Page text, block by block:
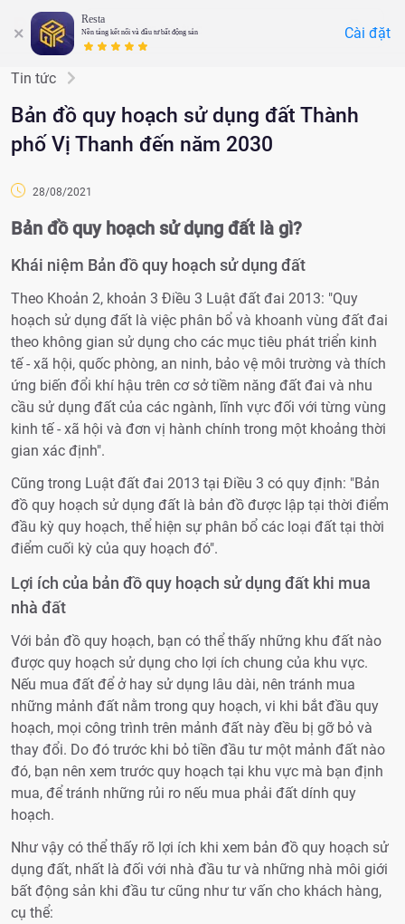
Resta
Nền tảng kết nối và đầu tư bất động sản Cài đặt
Tin tức
Bản đồ quy hoạch sử dụng đất Thành
phố Vị Thanh đến năm 2030
28/08/2021
Bản đồ quy hoạch sử dụng đất là gì?
Khái niệm Bản đồ quy hoạch sử dụng đất
Theo Khoản 2, khoản 3 Điều 3 Luật đất đai 2013: "Quy
hoạch sử dụng đất là việc phân bổ và khoanh vùng đất đai
theo không gian sử dụng cho các mục tiêu phát triển kinh
tế - xã hội, quốc phòng, an ninh, bảo vệ môi trường và thích
ứng biến đổi khí hậu trên cơ sở tiềm năng đất đai và nhu
cầu sử dụng đất của các ngành, lĩnh vực đối với từng vùng
kinh tế - xã hội và đơn vị hành chính trong một khoảng thời
gian xác định".
Cũng trong Luật đất đai 2013 tại Điều 3 có quy định: "Bản
đồ quy hoạch sử dụng đất là bản đồ được lập tại thời điểm
đầu kỳ quy hoạch, thể hiện sự phân bổ các loại đất tại thời
điểm cuối kỳ của quy hoạch đó".
Lợi ích của bản đồ quy hoạch sử dụng đất khi mua
nhà đất
Với bản đồ quy hoạch, bạn có thể thấy những khu đất nào
được quy hoạch sử dụng cho lợi ích chung của khu vực.
Nếu mua đất để ở hay sử dụng lâu dài, nên tránh mua
những mảnh đất nằm trong quy hoạch, vi khi bắt đầu quy
hoạch, mọi công trình trên mảnh đất này đều bị gỡ bỏ và
thay đổi. Do đó trước khi bỏ tiền đầu tư một mảnh đất nào
đó, bạn nên xem trước quy hoạch tại khu vực mà bạn định
mua, để tránh những rủi ro nếu mua phải đất dính quy
hoạch.
Như vậy có thể thấy rõ lợi ích khi xem bản đồ quy hoạch sử
dụng đất, nhất là đối với nhà đầu tư và những nhà môi giới
bất động sản khi đầu tư cũng như tư vấn cho khách hàng,
cụ thể: